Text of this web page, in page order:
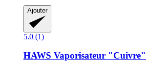
Ajouter
5.0 (1)
HAWS Vaporisateur "Cuivre"